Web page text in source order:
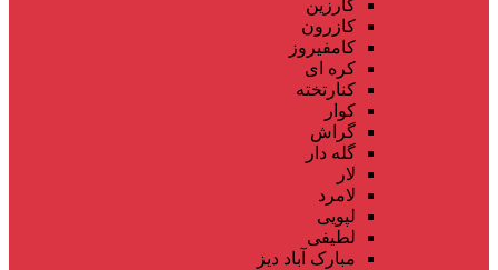
کارزین
کازرون
کامفیروز
کره ای
کنارتخته
کوار
گراش
گله دار
لار
لامرد
لپویی
لطیفی
مبارک آباد دیز